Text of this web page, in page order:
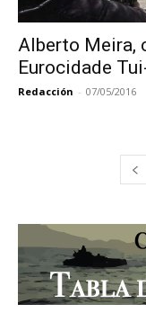
Alberto Meira,
Eurocidade
Redacción - 07/05/2016